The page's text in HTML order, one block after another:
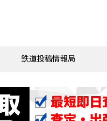
鉄道投稿情報局